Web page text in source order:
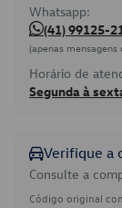
Whatsapp:
(41) 99125-
(apenas
Horário de
Segunda à
Verifique a
Consulte a
Código original